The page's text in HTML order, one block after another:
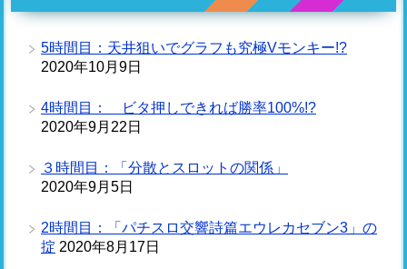
5時間目：天井狙いでグラフも究極Vモンキー!?
2020年10月9日
4時間目： ビタ押しできれば勝率100%!?
2020年9月22日
３時間目：「分散とスロットの関係」
2020年9月5日
2時間目：「パチスロ交響詩篇エウレカセブン3」の
掟 2020年8月17日